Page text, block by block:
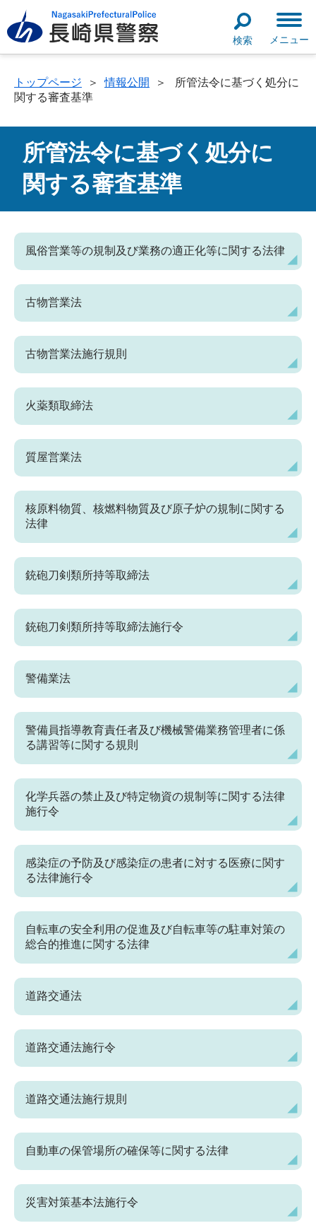
検索 メニュー
トップページ ＞ 情報公開 ＞
所管法令に基づく処分に
関する審査基準
所管法令に基づく処分に
関する審査基準
風俗営業等の規制及び業務の適正化等に関する法律
古物営業法
古物営業法施行規則
火薬類取締法
質屋営業法
核原料物質、核燃料物質及び原子炉の規制に関する
法律
銃砲刀剣類所持等取締法
銃砲刀剣類所持等取締法施行令
警備業法
警備員指導教育責任者及び機械警備業務管理者に係
る講習等に関する規則
化学兵器の禁止及び特定物資の規制等に関する法律
施行令
感染症の予防及び感染症の患者に対する医療に関す
る法律施行令
自転車の安全利用の促進及び自転車等の駐車対策の
総合的推進に関する法律
道路交通法
道路交通法施行令
道路交通法施行規則
自動車の保管場所の確保等に関する法律
災害対策基本法施行令